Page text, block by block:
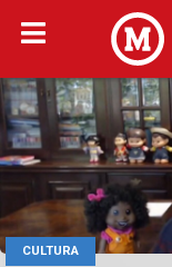
CULTURA